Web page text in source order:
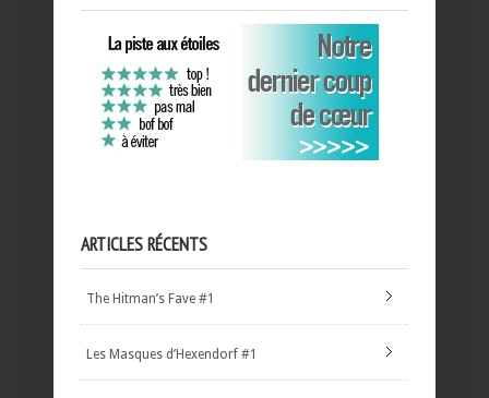
ARTICLES RÉCENTS
The Hitman’s Fave #1
Les Masques d’Hexendorf #1